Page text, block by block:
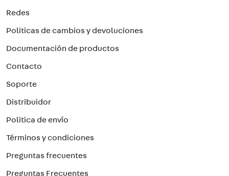
Redes
Politicas de cambios y devoluciones
Documentación de productos
Contacto
Soporte
Distribuidor
Politica de envío
Términos y condiciones
Preguntas frecuentes
Preguntas Frecuentes